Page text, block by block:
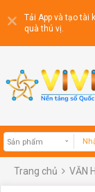
Tải App và tạo tài
quà thú vị.
Trang chủ VĂN